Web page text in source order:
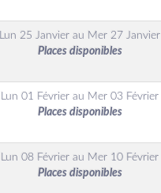
Lun 25 Janvier au Mer 27 Janvier
Places disponibles
Lun 01 Février au Mer 03 Février
Places disponibles
Lun 08 Février au Mer 10 Février
Places disponibles